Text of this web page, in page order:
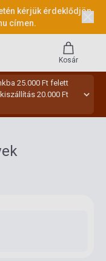
kérjük érdeklődjön
címen.
25.000 Ft felett
20.000 Ft
Kosár